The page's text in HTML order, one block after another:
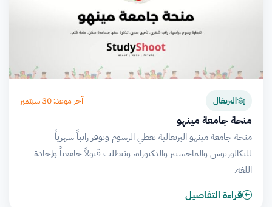
البرتغال آخر موعد: 30 سبتمبر
منحة جامعة مينهو
منحة جامعة مينهو البرتغالية تغطي الرسوم وتوفر راتباً شهرياً
للبكالوريوس والماجستير والدكتوراه، وتتطلب قبولاً جامعياً وإجادة
اللغة.
قراءة التفاصيل